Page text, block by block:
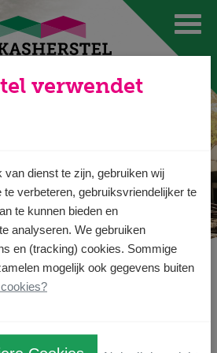
verwendet
dienst te zijn, gebruiken wij
verbeteren, gebruiksvriendelijker te
te kunnen bieden en
analyseren. We gebruiken
en (tracking) cookies. Sommige
mogelijk ook gegevens buiten